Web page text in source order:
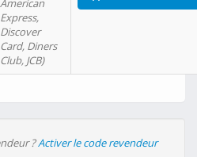
American
Express,
Discover
Card, Diners
Club, JCB)
?Activer le code revendeur